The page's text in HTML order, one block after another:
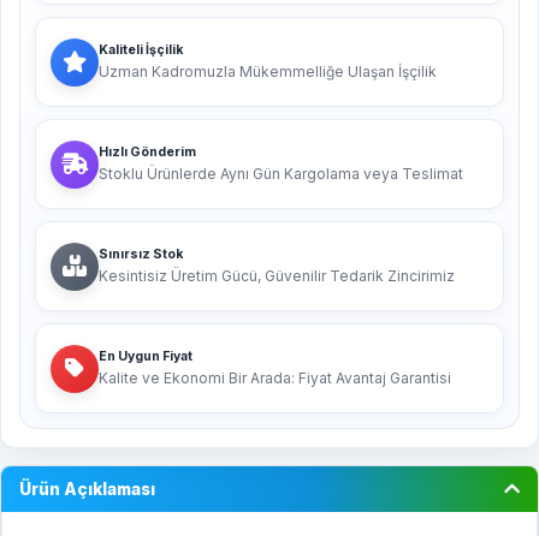
Kaliteli İşçilik
Uzman Kadromuzla Mükemmelliğe Ulaşan İşçilik
Hızlı Gönderim
Stoklu Ürünlerde Aynı Gün Kargolama veya Teslimat
Sınırsız Stok
Kesintisiz Üretim Gücü, Güvenilir Tedarik Zincirimiz
En Uygun Fiyat
Kalite ve Ekonomi Bir Arada: Fiyat Avantaj Garantisi
Ürün Açıklaması